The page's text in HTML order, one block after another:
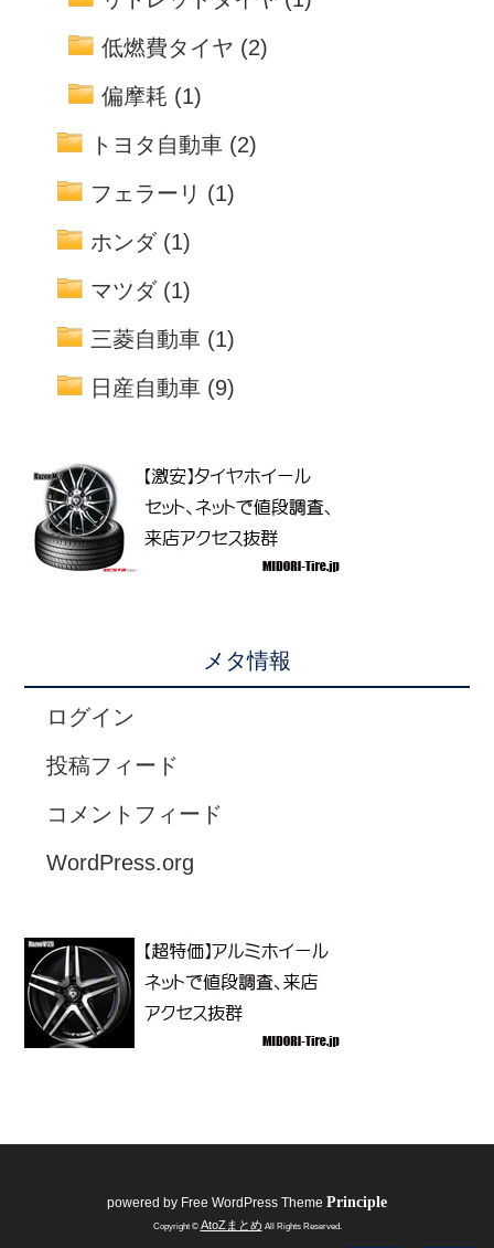
低燃費タイヤ (2)
偏摩耗 (1)
トヨタ自動車 (2)
フェラーリ (1)
ホンダ(1)
マツダ(1)
三菱自動車 (1)
日産自動車 (9)
メタ情報
ログイン
投稿フィード
コメントフィード
WordPress.org
powered by Free WordPress Theme Principle
Copyright © AtoZまとめAll Rights Reserved.